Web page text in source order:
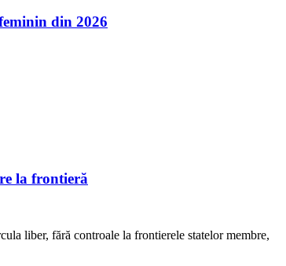
din 2026
la frontieră
liber, fără controale la frontierele statelor membre,